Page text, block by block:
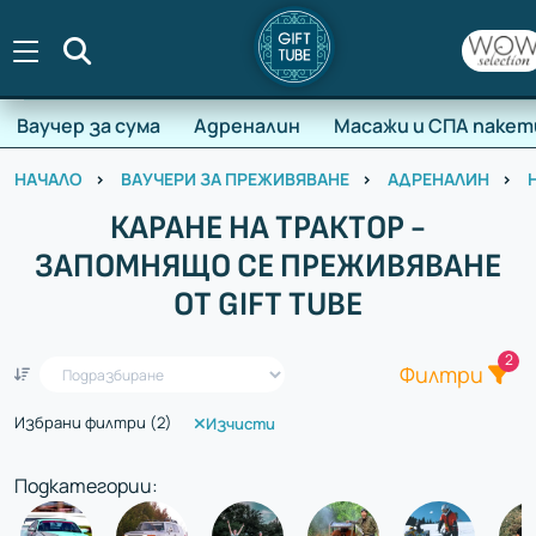
Ваучер за сума Адреналин Масажи и СПА
НАЧАЛО ВАУЧЕРИ ЗА ПРЕЖИВЯВАНЕ АДРЕНАЛИН
КАРАНЕ НА ТРАКТОР -
ЗАПОМНЯЩО СЕ ПРЕЖИВЯВАНЕ
ОТ GIFT TUBE
Един ваучер - стотици преживявания
Филтри
2
Избрани филтри (2) Изчисти
Подкатегории: